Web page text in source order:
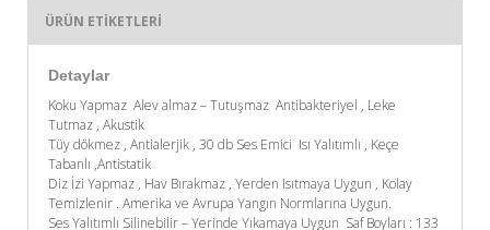
ÜRÜN ETIKETLERI
Detaylar
Koku Yapmaz Alev almaz – Tutuşmaz Antibakteriyel , Leke
Tutmaz , Akustik
Tüy dökmez , Antialerjik , 30 db Ses Emici Isı Yalıtımlı , Keçe
Tabanlı ,Antistatik
Diz İzi Yapmaz , Hav Bırakmaz , Yerden Isıtmaya Uygun , Kolay
Temizlenir . Amerika ve Avrupa Yangın Normlarına Uygun.
Ses Yalıtımlı Silinebilir – Yerinde Yıkamaya Uygun Saf Boyları : 133